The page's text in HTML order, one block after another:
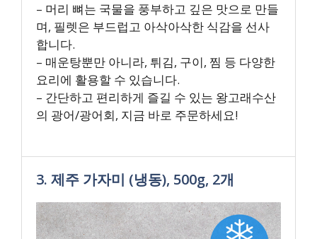
– 머리 뼈는 국물을 풍부하고 깊은 맛으로 만들
며, 필렛은 부드럽고 아삭아삭한 식감을 선사
합니다.
– 매운탕뿐만 아니라, 튀김, 구이, 찜 등 다양한
요리에 활용할 수 있습니다.
– 간단하고 편리하게 즐길 수 있는 왕고래수산
의 광어/광어회, 지금 바로 주문하세요!
3. 제주 가자미 (냉동), 500g, 2개